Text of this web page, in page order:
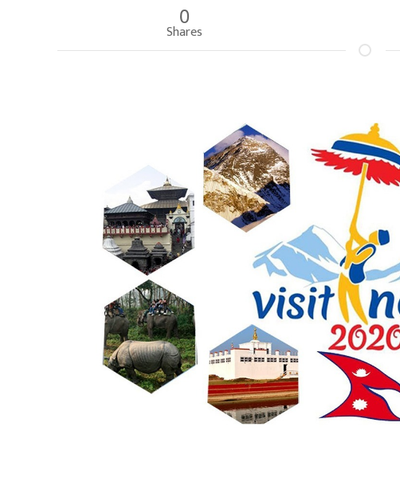
0
Shares